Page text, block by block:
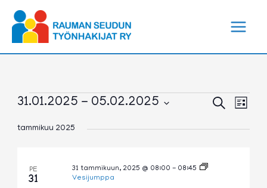
sisältöön
Tapahtumat
Tapahtumat
Etsi
Etsi
Lista
31.01.2025 - 05.02.2025
päivä.
tammikuu 2025
PE
31
31 tammikuun, 2025 @ 08:00 - 08:45
Vesijumppa